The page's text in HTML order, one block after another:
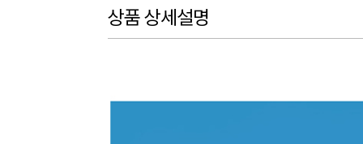
상품 상세설명